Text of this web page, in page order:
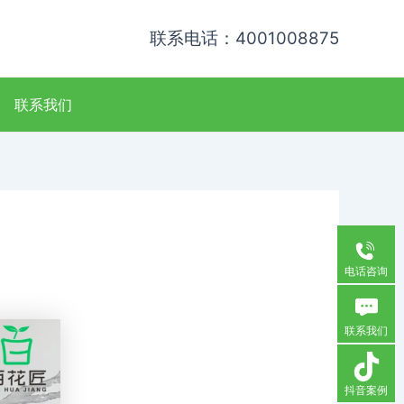
电话咨询
联系我们
抖音案例
联系电话：4001008875
联系我们